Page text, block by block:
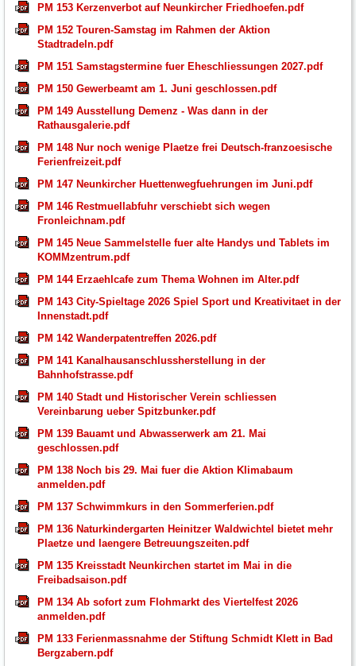
PM 153 Kerzenverbot auf Neunkircher Friedhoefen.pdf
PM 152 Touren-Samstag im Rahmen der Aktion
Stadtradeln.pdf
PM 151 Samstagstermine fuer Eheschliessungen 2027.pdf
PM 150 Gewerbeamt am 1. Juni geschlossen.pdf
PM 149 Ausstellung Demenz - Was dann in der
Rathausgalerie.pdf
PM 148 Nur noch wenige Plaetze frei Deutsch-franzoesische
Ferienfreizeit.pdf
PM 147 Neunkircher Huettenwegfuehrungen im Juni.pdf
PM 146 Restmuellabfuhr verschiebt sich wegen
Fronleichnam.pdf
PM 145 Neue Sammelstelle fuer alte Handys und Tablets im
KOMMzentrum.pdf
PM 144 Erzaehlcafe zum Thema Wohnen im Alter.pdf
PM 143 City-Spieltage 2026 Spiel Sport und Kreativitaet in der
Innenstadt.pdf
PM 142 Wanderpatentreffen 2026.pdf
PM 141 Kanalhausanschlussherstellung in der
Bahnhofstrasse.pdf
PM 140 Stadt und Historischer Verein schliessen
Vereinbarung ueber Spitzbunker.pdf
PM 139 Bauamt und Abwasserwerk am 21. Mai
geschlossen.pdf
PM 138 Noch bis 29. Mai fuer die Aktion Klimabaum
anmelden.pdf
PM 137 Schwimmkurs in den Sommerferien.pdf
PM 136 Naturkindergarten Heinitzer Waldwichtel bietet mehr
Plaetze und laengere Betreuungszeiten.pdf
PM 135 Kreisstadt Neunkirchen startet im Mai in die
Freibadsaison.pdf
PM 134 Ab sofort zum Flohmarkt des Viertelfest 2026
anmelden.pdf
PM 133 Ferienmassnahme der Stiftung Schmidt Klett in Bad
Bergzabern.pdf